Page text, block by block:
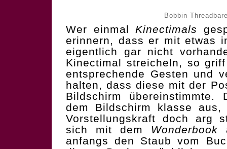
Bobbin
Wer einmal Kinectimals
erinnern, dass er mit etwas
eigentlich gar nicht
Kinectimal streicheln, so
entsprechende Gesten und
halten, dass diese mit der
Bildschirm
dem Bildschirm klasse
Vorstellungskraft doch arg
sich mit dem Wonderbook
anfangs den Staub vom